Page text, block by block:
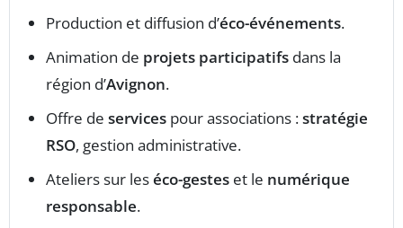
Production et diffusion d’éco-événements.
Animation de projets participatifs dans la
région d’Avignon.
Offre de services pour associations :stratégie
RSO, gestion administrative.
Ateliers sur leséco-gestes et le numérique
responsable.